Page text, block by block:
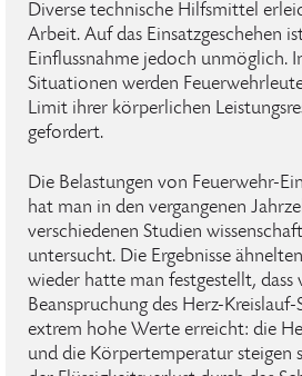
Diverse technische Hilfsmittel
Arbeit. Auf das Einsatzgeschehen
Einflussnahme jedoch unmöglich.
Situationen werden
Limit ihrer körperlichen
gefordert.
Die Belastungen von Feuerwehr-
hat man in den vergangenen
verschiedenen Studien
untersucht. Die Ergebnisse
wieder hatte man festgestellt, dass
Beanspruchung des Herz-Kreislauf-
extrem hohe Werte erreicht: die
und die Körpertemperatur steigen